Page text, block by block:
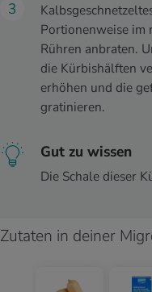
Portionenweise im
Rühren anbraten.
die Kürbishälften
erhöhen und die
gratinieren.
Gut zu wissen
Die Schale dieser
Zutaten in deiner